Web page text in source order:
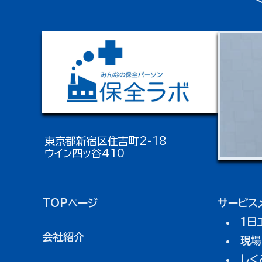
東京都新宿区住吉町2-18
ウイン四ッ谷410
TOPページ
会社紹介
サービス
1日
現
し